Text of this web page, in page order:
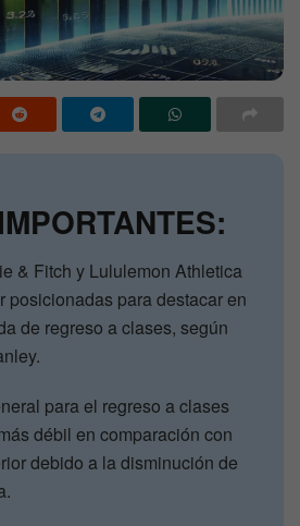
& Fitch y Lululemon Athletica
posicionadas para destacar en
de regreso a clases, según
para el regreso a clases
débil en comparación con
debido a la disminución de